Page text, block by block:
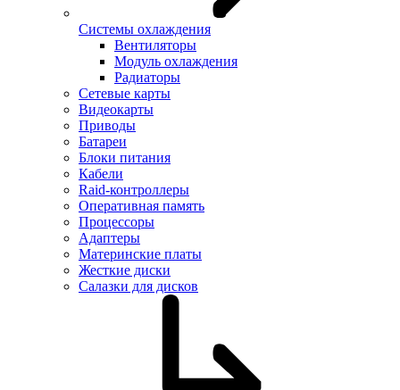
Системы охлаждения
Вентиляторы
Модуль охлаждения
Радиаторы
Сетевые карты
Видеокарты
Приводы
Батареи
Блоки питания
Кабели
Raid-контроллеры
Оперативная память
Процессоры
Адаптеры
Материнские платы
Жесткие диски
Салазки для дисков